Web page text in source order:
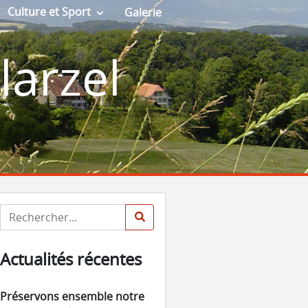
Aînés
pompiers
de Villarzel
Paysannes
de Sédeilles
Culture et Sport
Livres
Photographie de la nature
Cinéma
Peinture artistique
Céramique
Galerie
Rechercher :
Actualités récentes
Préservons ensemble notre